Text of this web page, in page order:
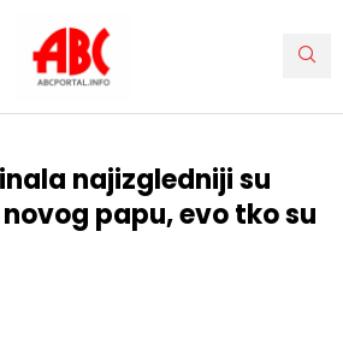
najizgledniji su
papu, evo tko su